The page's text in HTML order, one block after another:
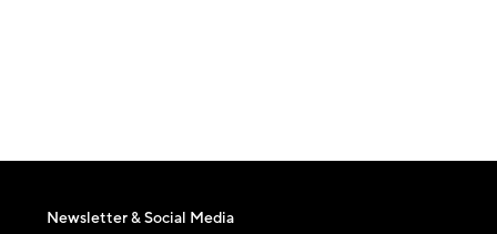
Newsletter & Social Media